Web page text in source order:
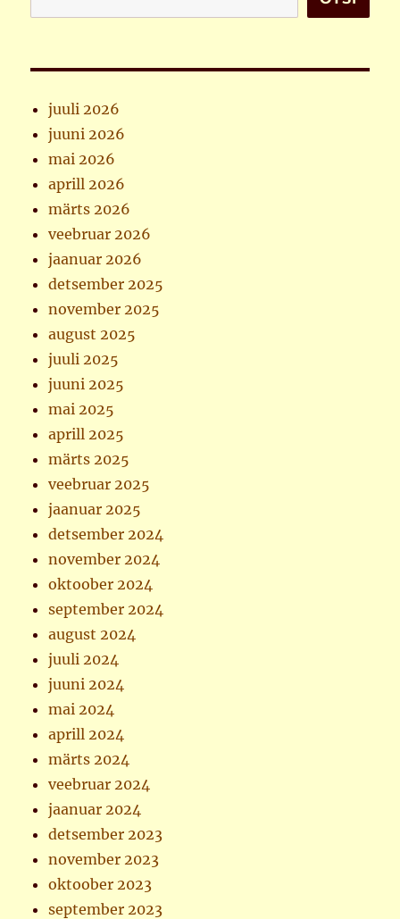
juuli 2026
juuni 2026
mai 2026
aprill 2026
märts 2026
veebruar 2026
jaanuar 2026
detsember 2025
november 2025
august 2025
juuli 2025
juuni 2025
mai 2025
aprill 2025
märts 2025
veebruar 2025
jaanuar 2025
detsember 2024
november 2024
oktoober 2024
september 2024
august 2024
juuli 2024
juuni 2024
mai 2024
aprill 2024
märts 2024
veebruar 2024
jaanuar 2024
detsember 2023
november 2023
oktoober 2023
september 2023